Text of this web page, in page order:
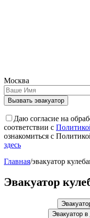
Москва
Вызвать эвакуатор
Даю согласие на
соответствии с
ознакомиться с
здесь
Главная/эвакуатор
Эвакуатор
Эвакуатор